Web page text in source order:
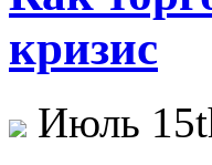
кризис
Июль